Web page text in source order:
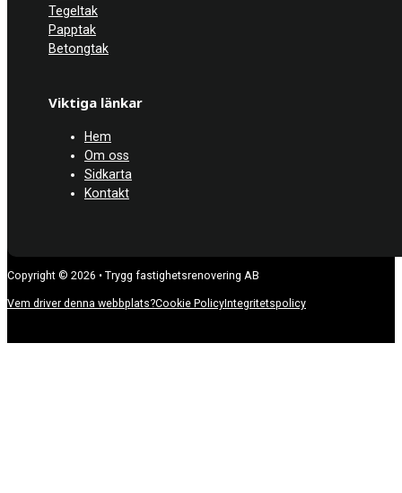
Tegeltak
Papptak
Betongtak
Viktiga länkar
Hem
Om oss
Sidkarta
Kontakt
Copyright © 2026 • Trygg fastighetsrenovering AB
Vem driver denna webbplats?Cookie PolicyIntegritetspolicy